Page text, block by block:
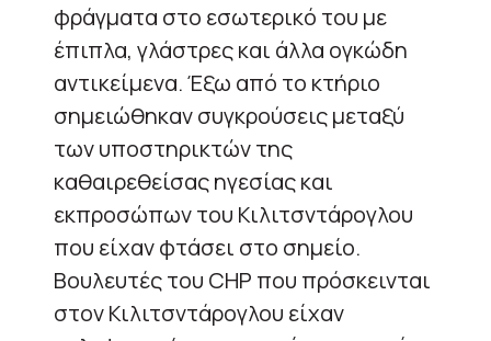
φράγματα στο εσωτερικό του με
έπιπλα, γλάστρες και άλλα ογκώδη
αντικείμενα. Έξω από το κτήριο
σημειώθηκαν συγκρούσεις μεταξύ
των υποστηρικτών της
καθαιρεθείσας ηγεσίας και
εκπροσώπων του Κιλιτσντάρογλου
που είχαν φτάσει στο σημείο.
Βουλευτές του CHP που πρόσκεινται
στον Κιλιτσντάρογλου είχαν